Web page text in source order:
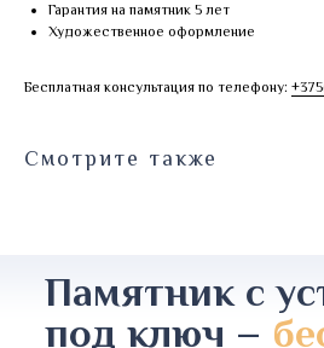
Гарантия на памятник 5 лет
Художественное оформление
Бесплатная консультация по телефону:
Смотрите также
Памятник с
под ключ –